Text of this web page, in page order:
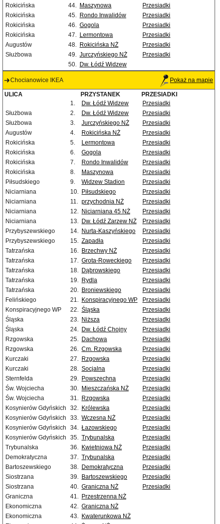
Rokicińska
44. Maszynowa
Przesiadki
Rokicińska
45. Rondo Inwalidów
Przesiadki
Rokicińska
46. Gogola
Przesiadki
Rokicińska
47. Lermontowa
Przesiadki
Augustów
48. Rokicińska NŻ
Przesiadki
Służbowa
49. Jurczyńskiego NŻ
Przesiadki
50. Dw. Łódź Widzew
Chocianowice IKEA Pokaż na mapie
ULICA PRZYSTANEK
PRZESIADKI
1.
Dw. Łódź Widzew
Przesiadki
Służbowa
2. Dw. Łódź Widzew
Przesiadki
Służbowa
3. Jurczyńskiego NŻ
Przesiadki
Augustów
4. Rokicińska NŻ
Przesiadki
Rokicińska
5. Lermontowa
Przesiadki
Rokicińska
6. Gogola
Przesiadki
Rokicińska
7. Rondo Inwalidów
Przesiadki
Rokicińska
8. Maszynowa
Przesiadki
Piłsudskiego
9. Widzew Stadion
Przesiadki
Niciarniana
10. Piłsudskiego
Przesiadki
Niciarniana
11. przychodnia NŻ
Przesiadki
Niciarniana
12. Niciarniana 45 NŻ
Przesiadki
Niciarniana
13. Dw. Łódź Zarzew NŻ
Przesiadki
Przybyszewskiego
14. Nurta-Kaszyńskiego
Przesiadki
Przybyszewskiego
15. Zapadła
Przesiadki
Tatrzańska
16. Brzechwy NŻ
Przesiadki
Tatrzańska
17. Grota-Roweckiego
Przesiadki
Tatrzańska
18. Dąbrowskiego
Przesiadki
Tatrzańska
19. Rydla
Przesiadki
Tatrzańska
20. Broniewskiego
Przesiadki
Felińskiego
21. Konspiracyjnego WP
Przesiadki
Konspiracyjnego WP
22. Śląska
Przesiadki
Śląska
23. Niższa
Przesiadki
Śląska
24. Dw. Łódź Chojny
Przesiadki
Rzgowska
25. Dachowa
Przesiadki
Rzgowska
26. Cm. Rzgowska
Przesiadki
Kurczaki
27. Rzgowska
Przesiadki
Kurczaki
28. Socjalna
Przesiadki
Sternfelda
29. Powszechna
Przesiadki
Św. Wojciecha
30. Mieszczańska NŻ
Przesiadki
Św. Wojciecha
31. Rzgowska
Przesiadki
Kosynierów Gdyńskich
32. Królewska
Przesiadki
Kosynierów Gdyńskich
33. Wczesna NŻ
Przesiadki
Kosynierów Gdyńskich
34. Łazowskiego
Przesiadki
Kosynierów Gdyńskich
35. Trybunalska
Przesiadki
Trybunalska
36. Kwietniowa NŻ
Przesiadki
Demokratyczna
37. Trybunalska
Przesiadki
Bartoszewskiego
38. Demokratyczna
Przesiadki
Siostrzana
39. Bartoszewskiego
Przesiadki
Siostrzana
40. Graniczna NŻ
Przesiadki
Graniczna
41. Przestrzenna NŻ
Ekonomiczna
42. Graniczna NŻ
Ekonomiczna
43. Kwaterunkowa NŻ